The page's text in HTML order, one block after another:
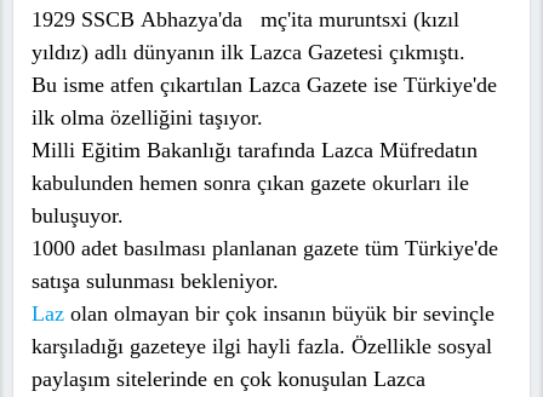
1929 SSCB Abhazya'da mç'ita muruntsxi (kızıl
yıldız) adlı dünyanın ilk Lazca Gazetesi çıkmıştı.
Bu isme atfen çıkartılan Lazca Gazete ise Türkiye'de
ilk olma özelliğini taşıyor.
Milli Eğitim Bakanlığı tarafında Lazca Müfredatın
kabulunden hemen sonra çıkan gazete okurları ile
buluşuyor.
1000 adet basılması planlanan gazete tüm Türkiye'de
satışa sulunması bekleniyor.
Laz olan olmayan bir çok insanın büyük bir sevinçle
karşıladığı gazeteye ilgi hayli fazla. Özellikle sosyal
paylaşım sitelerinde en çok konuşulan Lazca